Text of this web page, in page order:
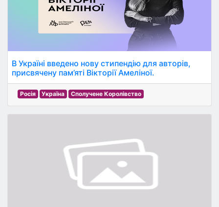
В Україні введено нову стипендію для авторів,
присвячену пам’яті Вікторії Амеліної.
Росія Україна Сполучене Королівство